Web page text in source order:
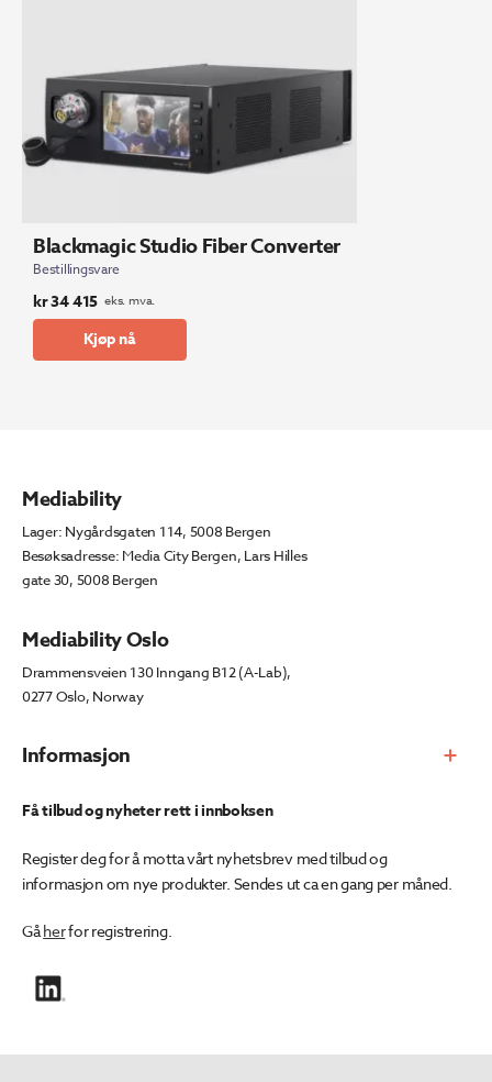
Blackmagic Studio Fiber Converter
Bestillingsvare
kr34 415 eks. mva.
Kjøp nå
Informasjon
Mediability
Lager: Nygårdsgaten 114, 5008 Bergen
Besøksadresse: Media City Bergen, Lars Hilles
gate 30, 5008 Bergen
Mediability Oslo
Drammensveien 130 Inngang B12 (A-Lab),
0277 Oslo, Norway
Få tilbud og nyheter rett i innboksen
Register deg for å motta vårt nyhetsbrev med tilbud og
informasjon om nye produkter. Sendes ut ca en gang per måned.
Gåherfor registrering.